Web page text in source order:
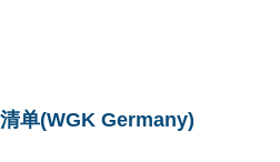
单(WGK Germany)